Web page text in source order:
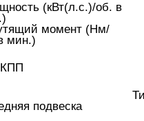
(кВт(л.с.)/об. в
момент (Нм/
мин.)
подвеска